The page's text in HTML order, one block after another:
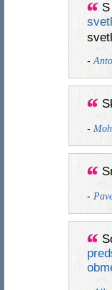
S
-
-
-